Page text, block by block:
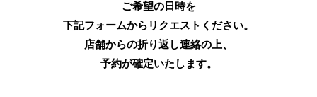
ご希望の日時を
下記フォームからリクエストください。
店舗からの折り返し連絡の上、
予約が確定いたします。